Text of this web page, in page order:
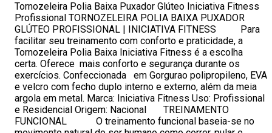
Tornozeleira Polia Baixa Puxador Glúteo Iniciativa Fitness
Profissional TORNOZELEIRA POLIA BAIXA PUXADOR
GLÚTEO PROFISSIONAL | INICIATIVA FITNESS Para
facilitar seu treinamento com conforto e praticidade, a
Tornozeleira Polia Baixa Iniciativa Fitness é a escolha
certa. Oferece mais conforto e segurança durante os
exercícios. Confeccionada em Gorgurao polipropileno, EVA
e velcro com fecho duplo interno e externo, além da meia
argola em metal. Marca: Iniciativa Fitness Uso: Profissional
e Residencial Origem: Nacional TREINAMENTO
FUNCIONAL O treinamento funcional baseia-se no